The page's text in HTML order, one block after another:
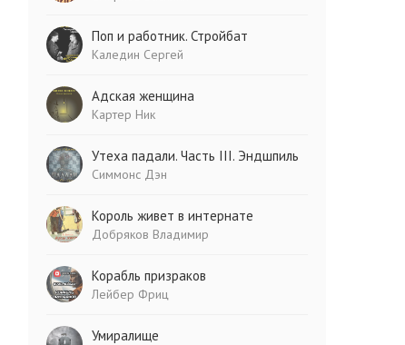
Поп и работник. Стройбат
Каледин Сергей
Адская женщина
Картер Ник
Утеха падали. Часть III. Эндшпиль
Симмонс Дэн
Король живет в интернате
Добряков Владимир
Корабль призраков
Лейбер Фриц
Умиралище